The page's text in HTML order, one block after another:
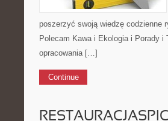
poszerzyć swoją wiedzę codzienne
Polecam Kawa i Ekologia i Porady i
opracowania […]
Continue